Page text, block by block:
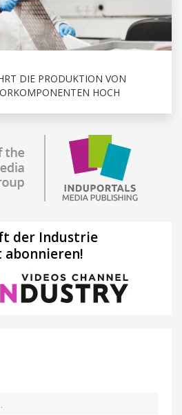
DIE PRODUKTION VON
HOCH
der Industrie
abonnieren!